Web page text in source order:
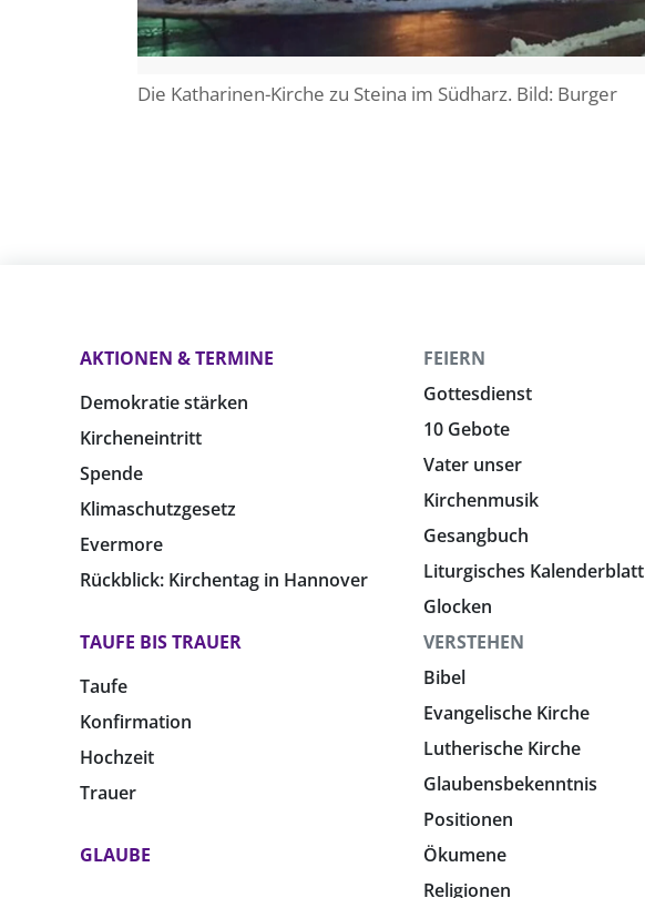
Die Katharinen-Kirche zu Steina im Südharz. Bild: Burger
AKTIONEN & TERMINE
Demokratie stärken
Kircheneintritt
Spende
Klimaschutzgesetz
Evermore
Rückblick: Kirchentag in Hannover
TAUFE BIS TRAUER
Taufe
Konfirmation
Hochzeit
Trauer
GLAUBE
FEIERN
Gottesdienst
10 Gebote
Vater unser
Kirchenmusik
Gesangbuch
Liturgisches Kalenderblatt
Glocken
VERSTEHEN
Bibel
Evangelische Kirche
Lutherische Kirche
Glaubensbekenntnis
Positionen
Ökumene
Religionen